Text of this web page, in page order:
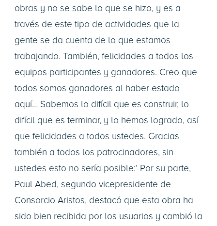
obras y no se sabe lo que se hizo, y es a
través de este tipo de actividades que la
gente se da cuenta de lo que estamos
trabajando. También, felicidades a todos los
equipos participantes y ganadores. Creo que
todos somos ganadores al haber estado
aquí… Sabemos lo difícil que es construir, lo
difícil que es terminar, y lo hemos logrado, así
que felicidades a todos ustedes. Gracias
también a todos los patrocinadores, sin
ustedes esto no sería posible:’ Por su parte,
Paul Abed, segundo vicepresidente de
Consorcio Aristos, destacó que esta obra ha
sido bien recibida por los usuarios y cambió la